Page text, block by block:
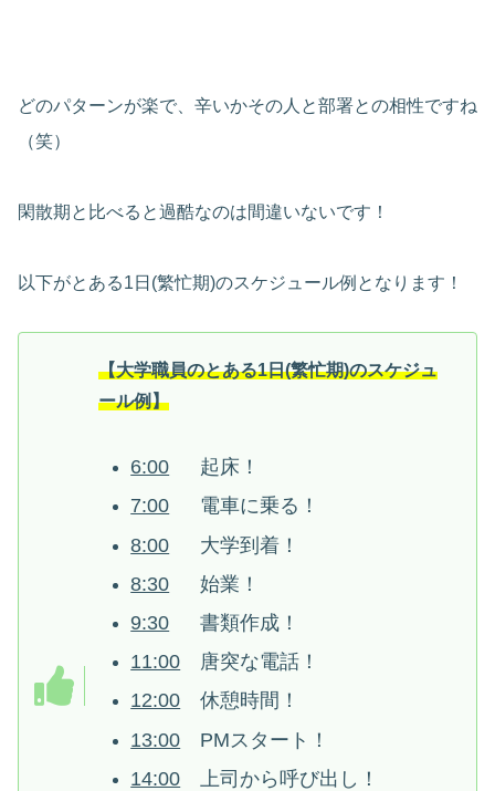
どのパターンが楽で、辛いかその人と部署との相性ですね
（笑）
閑散期と比べると過酷なのは間違いないです！
以下がとある1日(繁忙期)のスケジュール例となります！
【大学職員のとある1日(繁忙期)のスケジュ
ール例】
6:00 起床！
7:00 電車に乗る！
8:00 大学到着！
8:30 始業！
9:30 書類作成！
11:00 唐突な電話！
12:00 休憩時間！
13:00 PMスタート！
14:00 上司から呼び出し！